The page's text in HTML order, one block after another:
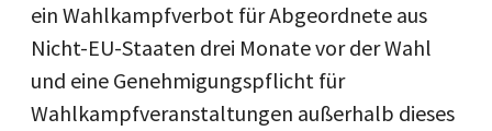
ein Wahlkampfverbot für Abgeordnete aus
Nicht-EU-Staaten drei Monate vor der Wahl
und eine Genehmigungspflicht für
Wahlkampfveranstaltungen außerhalb dieses